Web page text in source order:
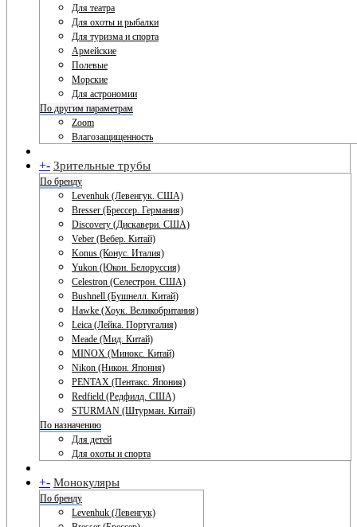
Для театра
Для охоты и рыбалки
Для туризма и спорта
Армейские
Полевые
Морские
Для астрономии
По другим параметрам
Zoom
Влагозащищенность
+- Зрительные трубы
По бренду
Levenhuk (Левенгук. США)
Bresser (Брессер. Германия)
Discovery (Дискавери. США)
Veber (Вебер. Китай)
Konus (Конус. Италия)
Yukon (Юкон. Белоруссия)
Celestron (Селестрон. США)
Bushnell (Бушнелл. Китай)
Hawke (Хоук. Великобритания)
Leica (Лейка. Португалия)
Meade (Мид. Китай)
MINOX (Минокс. Китай)
Nikon (Никон. Япония)
PENTAX (Пентакс. Япония)
Redfield (Редфилд. США)
STURMAN (Штурман. Китай)
По назначению
Для детей
Для охоты и спорта
+- Монокуляры
По бренду
Levenhuk (Левенгук)